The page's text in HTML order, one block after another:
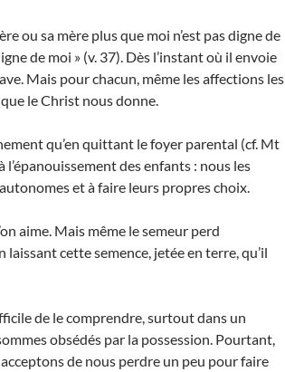
ou sa mère plus que moi n’est pas digne de
de moi » (v. 37). Dès l’instant où il envoie
Mais pour chacun, même les affections les
le Christ nous donne.
qu’en quittant le foyer parental (cf. Mt
l’épanouissement des enfants : nous les
et à faire leurs propres choix.
aime. Mais même le semeur perd
laissant cette semence, jetée en terre, qu’il
de le comprendre, surtout dans un
obsédés par la possession. Pourtant,
de nous perdre un peu pour faire